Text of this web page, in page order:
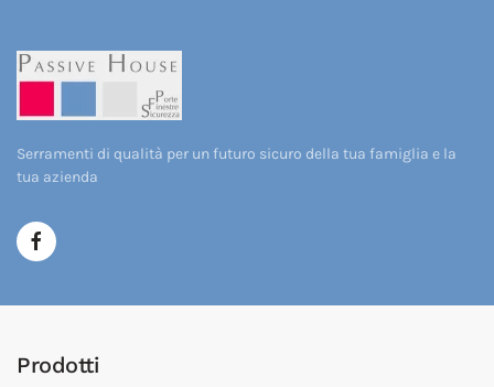
Serramenti di qualità per un futuro sicuro della tua famiglia e la
tua azienda
Prodotti